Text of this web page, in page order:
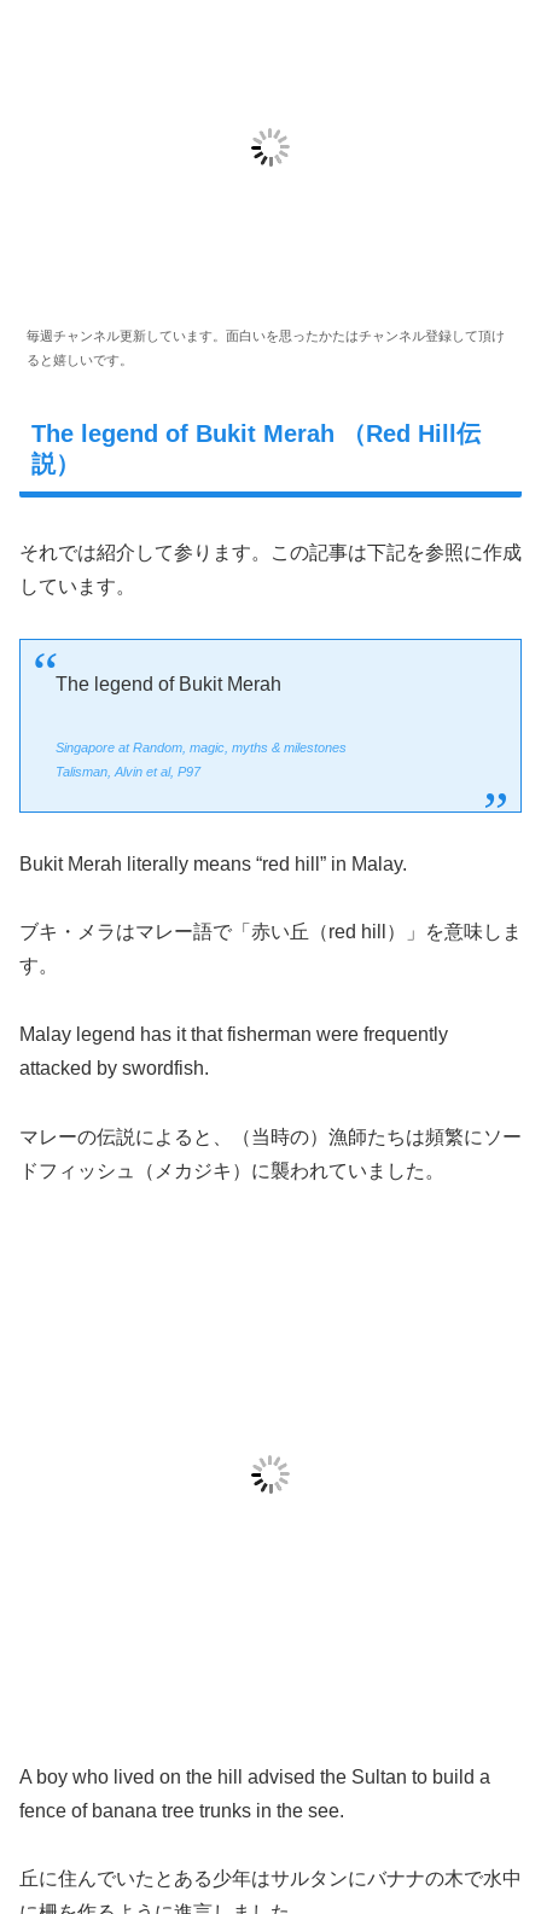
毎週チャンネル更新しています。面白いを思ったかたはチャンネル登録して頂け
ると嬉しいです。
The legend of Bukit Merah （Red Hill伝
説）
それでは紹介して参ります。この記事は下記を参照に作成
しています。
The legend of Bukit Merah
Singapore at Random, magic, myths & milestones
Talisman, Alvin et al, P97
Bukit Merah literally means “red hill” in Malay.
ブキ・メラはマレー語で「赤い丘（red hill）」を意味しま
す。
Malay legend has it that fisherman were frequently
attacked by swordfish.
マレーの伝説によると、（当時の）漁師たちは頻繁にソー
ドフィッシュ（メカジキ）に襲われていました。
A boy who lived on the hill advised the Sultan to build a
fence of banana tree trunks in the see.
丘に住んでいたとある少年はサルタンにバナナの木で水中